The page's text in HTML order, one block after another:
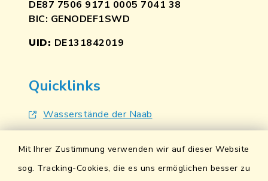
Mit Ihrer Zustimmung verwenden wir auf dieser Website
sog. Tracking-Cookies, die es uns ermöglichen besser zu
DE87 7506 9171 0005 7041 38
BIC: GENODEF1SWD
UID: DE131842019
Quicklinks
Wasserstände der Naab
UmweltAtlas Naturgefahren